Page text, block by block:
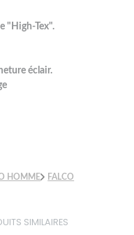
"High-Tex".
éclair.
HOMME FALCO
SIMILAIRES